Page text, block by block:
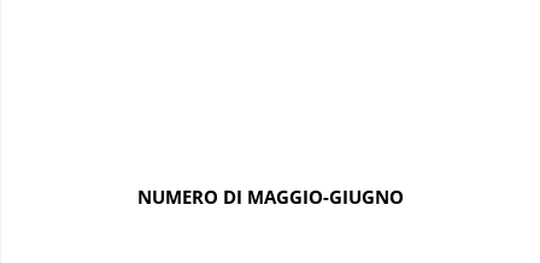
NUMERO DI MAGGIO-GIUGNO